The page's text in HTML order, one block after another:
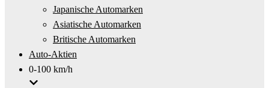
Japanische Automarken
Asiatische Automarken
Britische Automarken
Auto-Aktien
0-100 km/h